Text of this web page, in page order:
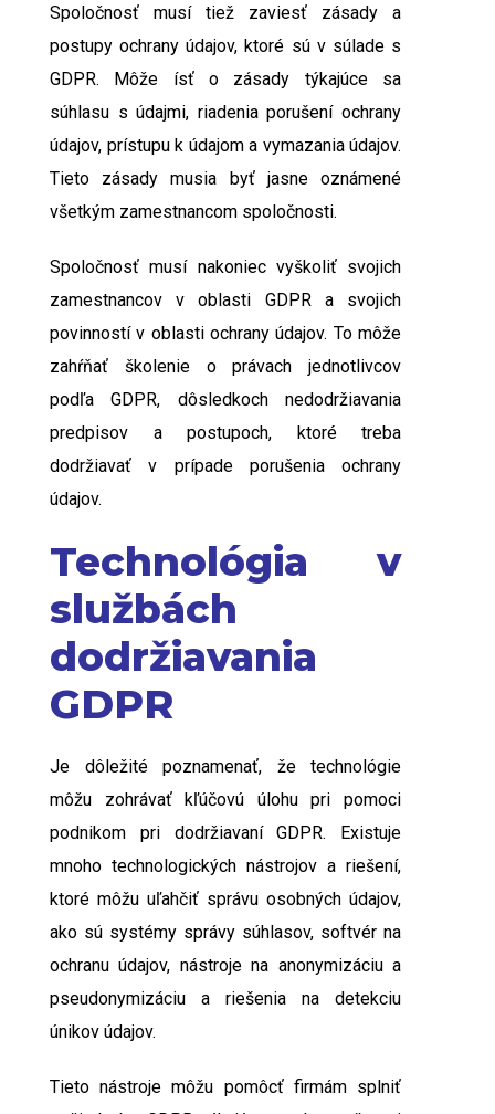
Spoločnosť musí tiež zaviesť zásady a
postupy ochrany údajov, ktoré sú v súlade s
GDPR. Môže ísť o zásady týkajúce sa
súhlasu s údajmi, riadenia porušení ochrany
údajov, prístupu k údajom a vymazania údajov.
Tieto zásady musia byť jasne oznámené
všetkým zamestnancom spoločnosti.
Spoločnosť musí nakoniec vyškoliť svojich
zamestnancov v oblasti GDPR a svojich
povinností v oblasti ochrany údajov. To môže
zahŕňať školenie o právach jednotlivcov
podľa GDPR, dôsledkoch nedodržiavania
predpisov a postupoch, ktoré treba
dodržiavať v prípade porušenia ochrany
údajov.
Technológia v
službách
dodržiavania
GDPR
Je dôležité poznamenať, že technológie
môžu zohrávať kľúčovú úlohu pri pomoci
podnikom pri dodržiavaní GDPR. Existuje
mnoho technologických nástrojov a riešení,
ktoré môžu uľahčiť správu osobných údajov,
ako sú systémy správy súhlasov, softvér na
ochranu údajov, nástroje na anonymizáciu a
pseudonymizáciu a riešenia na detekciu
únikov údajov.
Tieto nástroje môžu pomôcť firmám splniť